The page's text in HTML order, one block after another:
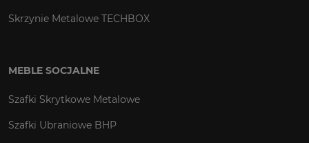
Skrzynie Metalowe TECHBOX
MEBLE SOCJALNE
Szafki Skrytkowe Metalowe
Szafki Ubraniowe BHP